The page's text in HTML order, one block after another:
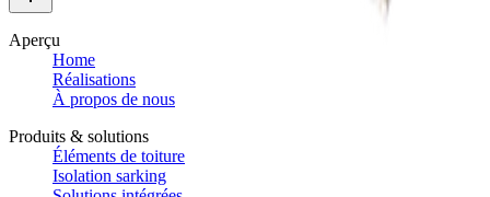
Aperçu
Home
Réalisations
À propos de nous
Produits & solutions
Éléments de toiture
Isolation sarking